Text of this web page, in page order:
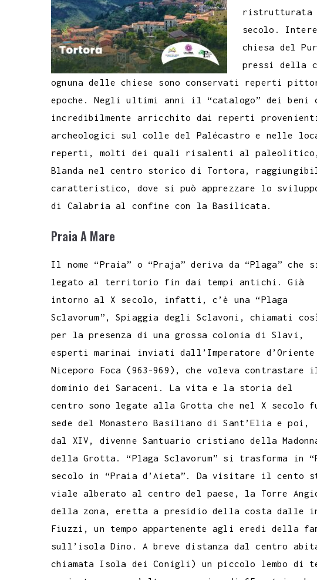
ristrutturata
secolo.
chiesa del
pressi della
ognuna delle chiese sono conservati reperti
epoche. Negli ultimi anni il “catalogo” dei
incredibilmente arricchito dai reperti
archeologici sul colle del Palécastro e nelle
reperti, molti dei quali risalenti al paleolitico,
Blanda nel centro storico di Tortora,
caratteristico, dove si può apprezzare lo
di Calabria al confine con la Basilicata.
Praia A Mare
Il nome “Praia” o “Praja” deriva da “Plaga”
legato al territorio fin dai tempi antichi. Già
intorno al X secolo, infatti, c’è una “Plaga
Sclavorum”, Spiaggia degli Sclavoni, chiamati così
per la presenza di una grossa colonia di Slavi,
esperti marinai inviati dall’Imperatore d’Oriente
Niceporo Foca (963-969), che voleva contrastare il
dominio dei Saraceni. La vita e la storia del
centro sono legate alla Grotta che nel X secolo
sede del Monastero Basiliano di Sant’Elia e poi,
dal XIV, divenne Santuario cristiano della
della Grotta. “Plaga Sclavorum” si trasforma in
secolo in “Praia d’Aieta”. Da visitare il cento
viale alberato al centro del paese, la Torre
della zona, eretta a presidio della costa dalle
Fiuzzi, un tempo appartenente agli eredi della
sull’isola Dino. A breve distanza dal centro
chiamata Isola dei Conigli) un piccolo lembo